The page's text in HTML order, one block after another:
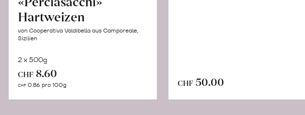
Hartweizen
von Cooperativa Valdibella aus Camporeale,
Sizilien
2 x 500g
CHF 8.60
CHF 0.86 pro 100g CHF 50.00
Warenkorb